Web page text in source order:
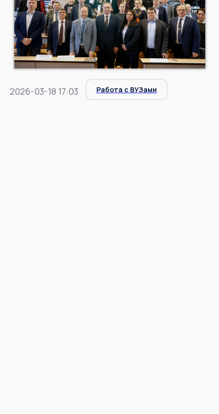
2026-03-18 17:03 Работа с ВУЗами